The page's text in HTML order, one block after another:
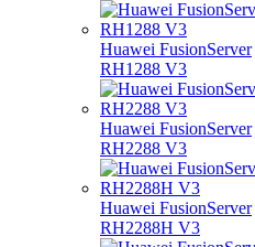
Huawei FusionServer
RH1288 V3
Huawei FusionServer
RH2288 V3
Huawei FusionServer
RH2288H V3